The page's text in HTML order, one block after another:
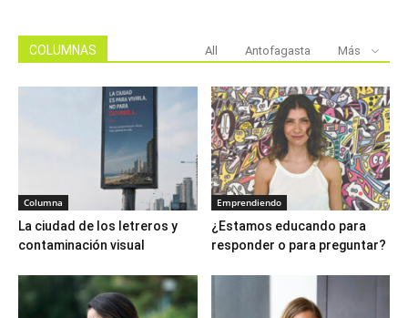
COLUMNAS All Antofagasta Más
Columna
La ciudad de los letreros y
contaminación visual
Emprendiendo
¿Estamos educando para
responder o para preguntar?